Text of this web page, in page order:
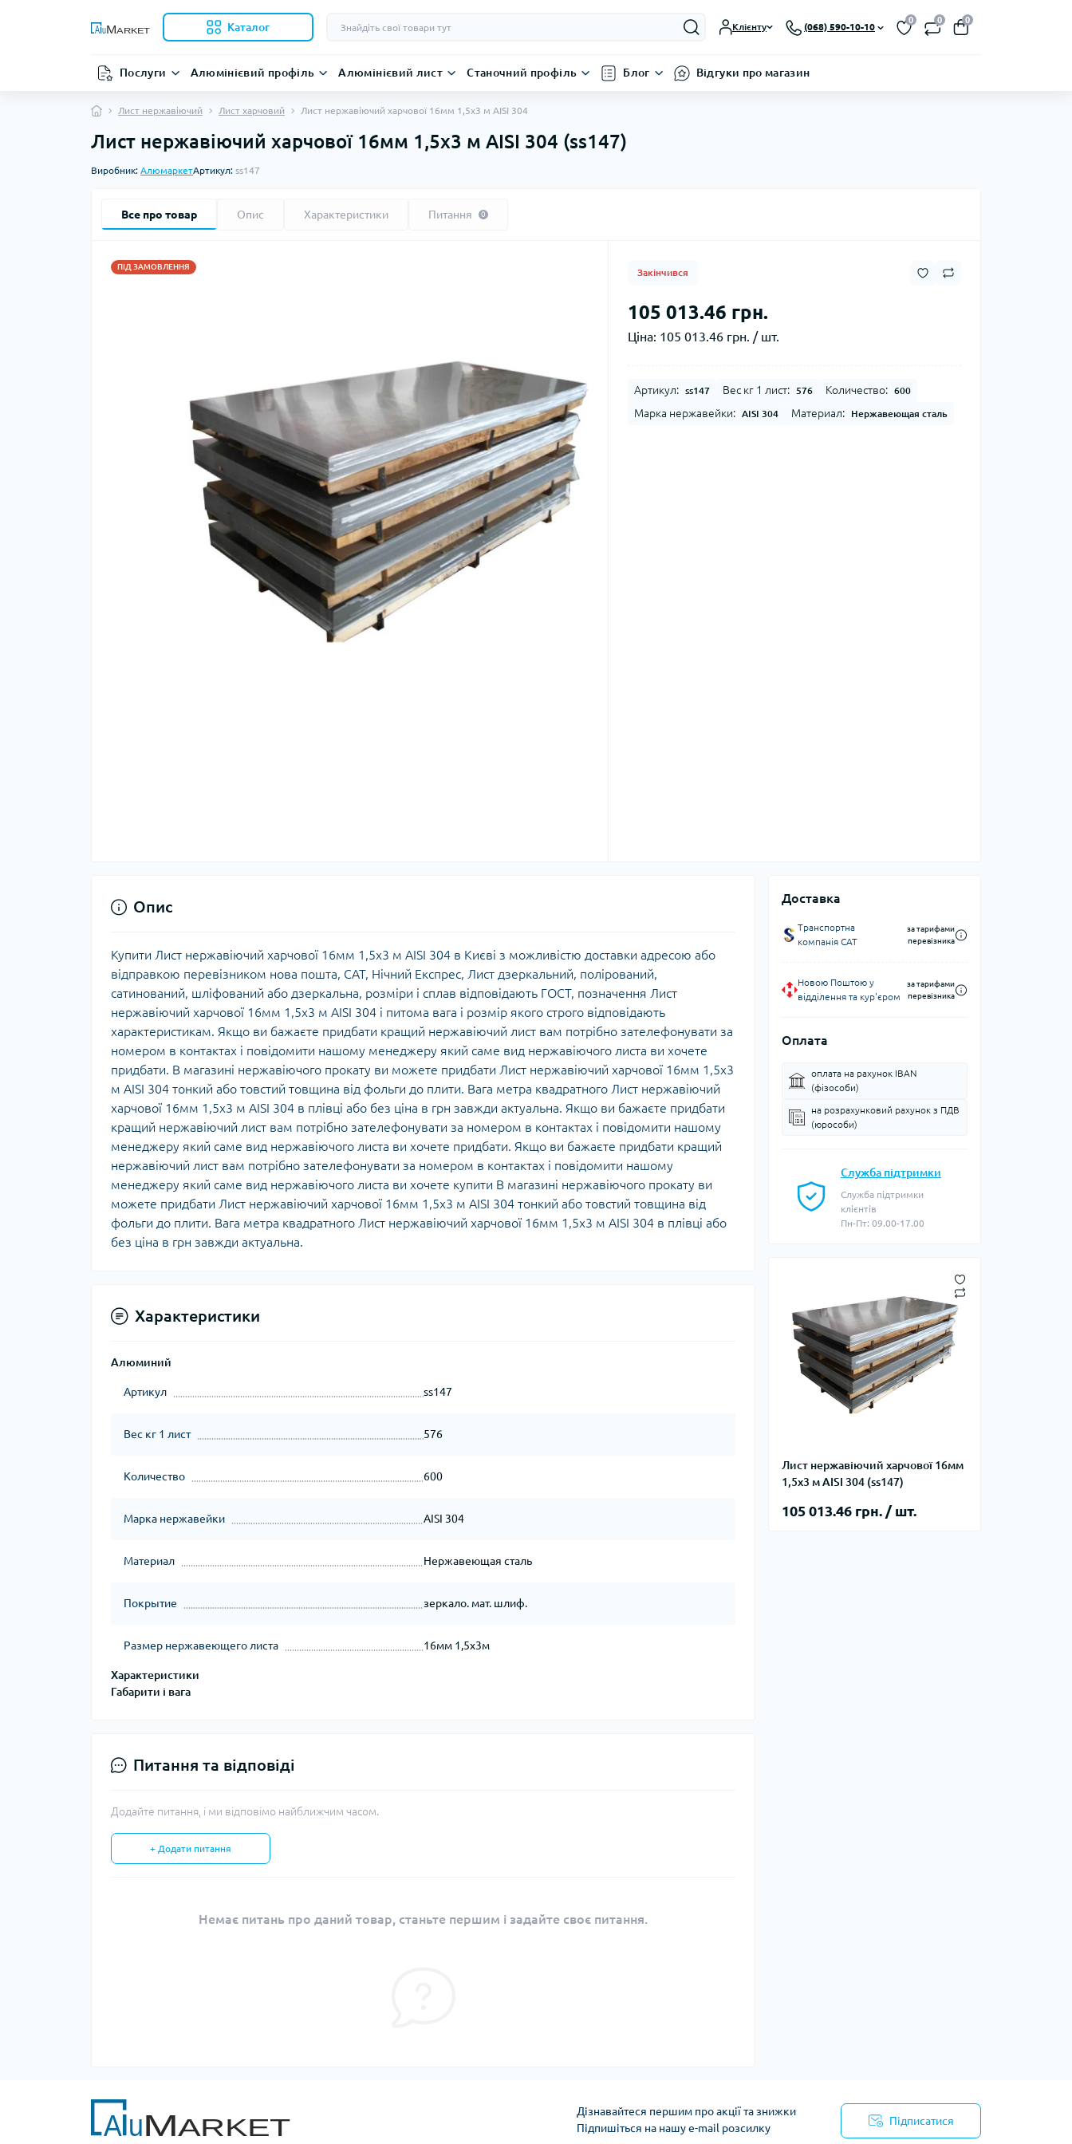
Каталог Клієнту (068) 590-10-10
0 0 0
Послуги Алюмінієвий профіль Алюмінієвий лист Станочний профіль Блог Відгуки про магазин
Лист нержавіючий Лист харчовий Лист нержавіючий харчової 16мм 1,5х3 м AISI 304
Лист нержавіючий харчової 16мм 1,5х3 м AISI 304 (ss147)
Виробник: АлюмаркетАртикул: ss147
Все про товар Опис Характеристики Питання 0
ПІД ЗАМОВЛЕННЯ
Закінчився
105 013.46 грн.
Ціна: 105 013.46 грн. / шт.
Артикул: ss147 Вес кг 1 лист: 576 Количество: 600
Марка нержавейки: AISI 304 Материал: Нержавеющая сталь
Доставка
Транспортна
компанія CAT
за тарифами
перевізника
Новою Поштою у
відділення та кур'єром
за тарифами
перевізника
Оплата
оплата на рахунок IBAN
(фізособи)
на розрахунковий рахунок з ПДВ
(юрособи)
Служба підтримки
Служба підтримки
клієнтів
Пн-Пт: 09.00-17.00
Лист нержавіючий харчової 16мм
1,5х3 м AISI 304 (ss147)
105 013.46 грн. / шт.
Опис
Купити Лист нержавіючий харчової 16мм 1,5х3 м AISI 304 в Києві з можливістю доставки адресою або
відправкою перевізником нова пошта, САТ, Нічний Експрес, Лист дзеркальний, полірований,
сатинований, шліфований або дзеркальна, розміри і сплав відповідають ГОСТ, позначення Лист
нержавіючий харчової 16мм 1,5х3 м AISI 304 і питома вага і розмір якого строго відповідають
характеристикам. Якщо ви бажаєте придбати кращий нержавіючий лист вам потрібно зателефонувати за
номером в контактах і повідомити нашому менеджеру який саме вид нержавіючого листа ви хочете
придбати. В магазині нержавіючого прокату ви можете придбати Лист нержавіючий харчової 16мм 1,5х3
м AISI 304 тонкий або товстий товщина від фольги до плити. Вага метра квадратного Лист нержавіючий
харчової 16мм 1,5х3 м AISI 304 в плівці або без ціна в грн завжди актуальна. Якщо ви бажаєте придбати
кращий нержавіючий лист вам потрібно зателефонувати за номером в контактах і повідомити нашому
менеджеру який саме вид нержавіючого листа ви хочете придбати. Якщо ви бажаєте придбати кращий
нержавіючий лист вам потрібно зателефонувати за номером в контактах і повідомити нашому
менеджеру який саме вид нержавіючого листа ви хочете купити В магазині нержавіючого прокату ви
можете придбати Лист нержавіючий харчової 16мм 1,5х3 м AISI 304 тонкий або товстий товщина від
фольги до плити. Вага метра квадратного Лист нержавіючий харчової 16мм 1,5х3 м AISI 304 в плівці або
без ціна в грн завжди актуальна.
Характеристики
Алюминий
Артикул ss147
Вес кг 1 лист 576
Количество 600
Марка нержавейки AISI 304
Материал Нержавеющая сталь
Покрытие зеркало. мат. шлиф.
Размер нержавеющего листа 16мм 1,5х3м
Характеристики
Габарити і вага
Питання та відповіді
Додайте питання, і ми відповімо найближчим часом.
+ Додати питання
Немає питань про даний товар, станьте першим і задайте своє питання.
Дізнавайтеся першим про акції та знижки
Підпишіться на нашу e-mail розсилку
Підписатися